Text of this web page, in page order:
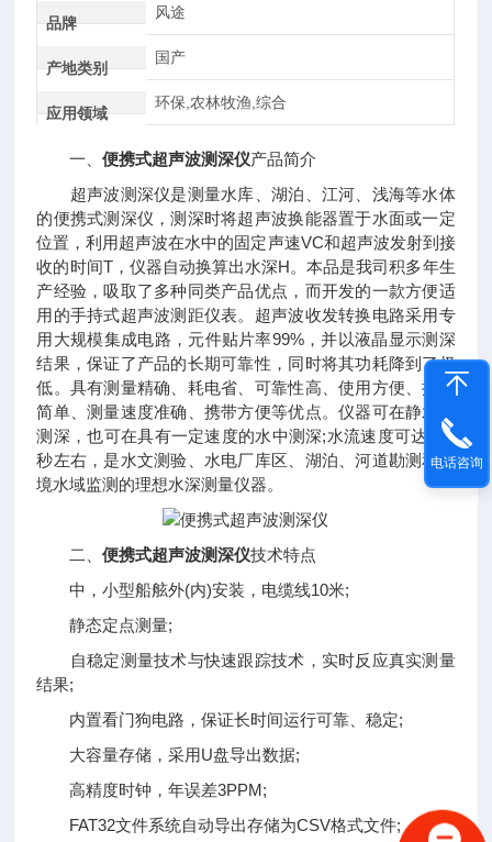
品牌
风途
产地类别
国产
应用领域
环保,农林牧渔,综合
一、便携式超声波测深仪产品简介
超声波测深仪是测量水库、湖泊、江河、浅海等水体
的便携式测深仪，测深时将超声波换能器置于水面或一定
位置，利用超声波在水中的固定声速VC和超声波发射到接
收的时间T，仪器自动换算出水深H。本品是我司积多年生
产经验，吸取了多种同类产品优点，而开发的一款方便适
用的手持式超声波测距仪表。超声波收发转换电路采用专
用大规模集成电路，元件贴片率99%，并以液晶显示测深
结果，保证了产品的长期可靠性，同时将其功耗降到了极
低。具有测量精确、耗电省、可靠性高、使用方便、操作
简单、测量速度准确、携带方便等优点。仪器可在静水中
测深，也可在具有一定速度的水中测深;水流速度可达5m/
秒左右，是水文测验、水电厂库区、湖泊、河道勘测和环
境水域监测的理想水深测量仪器。
二、便携式超声波测深仪技术特点
中，小型船舷外(内)安装，电缆线10米;
静态定点测量;
自稳定测量技术与快速跟踪技术，实时反应真实测量
结果;
内置看门狗电路，保证长时间运行可靠、稳定;
大容量存储，采用U盘导出数据;
高精度时钟，年误差3PPM;
FAT32文件系统自动导出存储为CSV格式文件;
电话咨询